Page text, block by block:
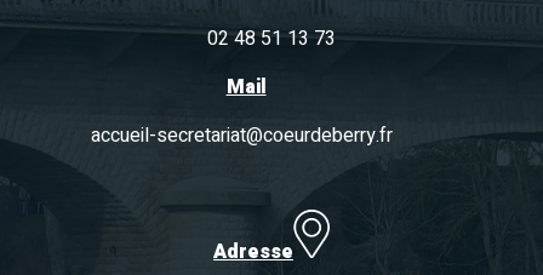
02 48 51 13 73
Mail
accueil-secretariat@coeurdeberry.fr
Adresse